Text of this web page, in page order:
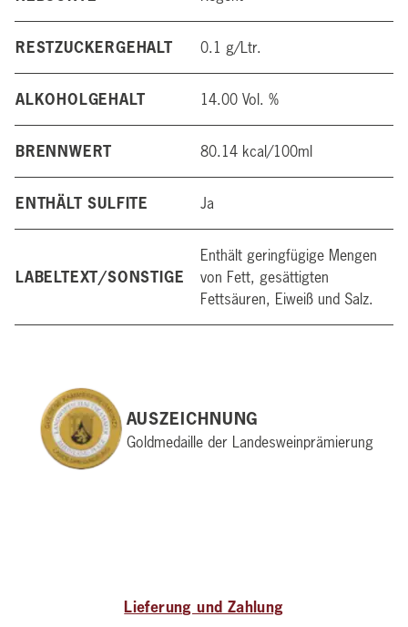
RESTZUCKERGEHALT 0.1 g/Ltr.
ALKOHOLGEHALT 14.00 Vol. %
BRENNWERT 80.14 kcal/100ml
ENTHÄLT SULFITE Ja
LABELTEXT/SONSTIGE
Enthält geringfügige Mengen
von Fett, gesättigten
Fettsäuren, Eiweiß und Salz.
AUSZEICHNUNG
Goldmedaille der Landesweinprämierung
Lieferung und Zahlung